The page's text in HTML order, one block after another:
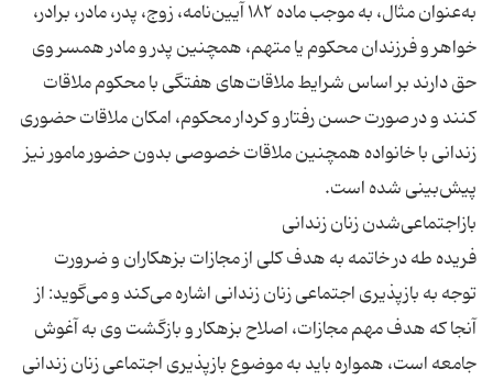
به‌عنوان مثال، به موجب ماده ۱۸۲ آیین‌نامه، زوج، پدر، مادر، برادر،
خواهر و فرزندان محکوم یا متهم، همچنین پدر و مادر همسر وی
حق دارند بر اساس شرایط ملاقات‌های هفتگی با محکوم ملاقات
کنند و در صورت حسن‌ رفتار و کردار محکوم، امکان ملاقات حضوری
زندانی با خانواده همچنین ملاقات خصوصی بدون حضور مامور نیز
فریده طه در خاتمه به هدف كلی از مجازات بزهكاران و ضرورت
توجه به بازپذیری اجتماعی زنان زندانی اشاره می‌كند و می‌گوید: از
آنجا که هدف مهم مجازات، اصلاح بزهکار و بازگشت وی به آغوش
جامعه است، همواره باید به موضوع بازپذیری اجتماعی زنان زندانی